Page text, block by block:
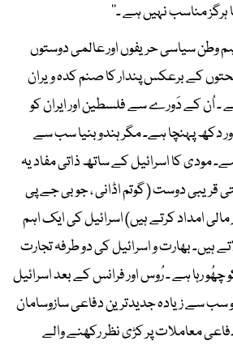
مناسب نہیں ہے ۔‘‘
وطن سیاسی حریفوں اور عالمی دوستوں
کے برعکس پندار کا صنم کدہ ویران
۔ اُن کے دَورے سے فلسطین اور ایران کو
دکھ پہنچا ہے۔ مگر ہندو بنیا سب سے
مودی کا اسرائیل کے ساتھ ذاتی مفاد یہ
قریبی دوست ( گوتم اڈانی ، جو بی جے پی
مالی امداد کرتے ہیں) اسرائیل کی ایک اہم
ہیں۔ بھارت و اسرائیل کی دو طرفہ تجارت
ڈالر کو چھُو رہا ہے ۔ رُوس اور فرانس کے بعد اسرائیل
سے زیادہ جدیدترین دفاعی سازوسامان
معاملات پر کڑی نظر رکھنے والے